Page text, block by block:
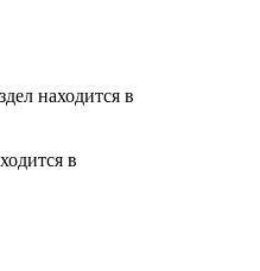
находится в
в